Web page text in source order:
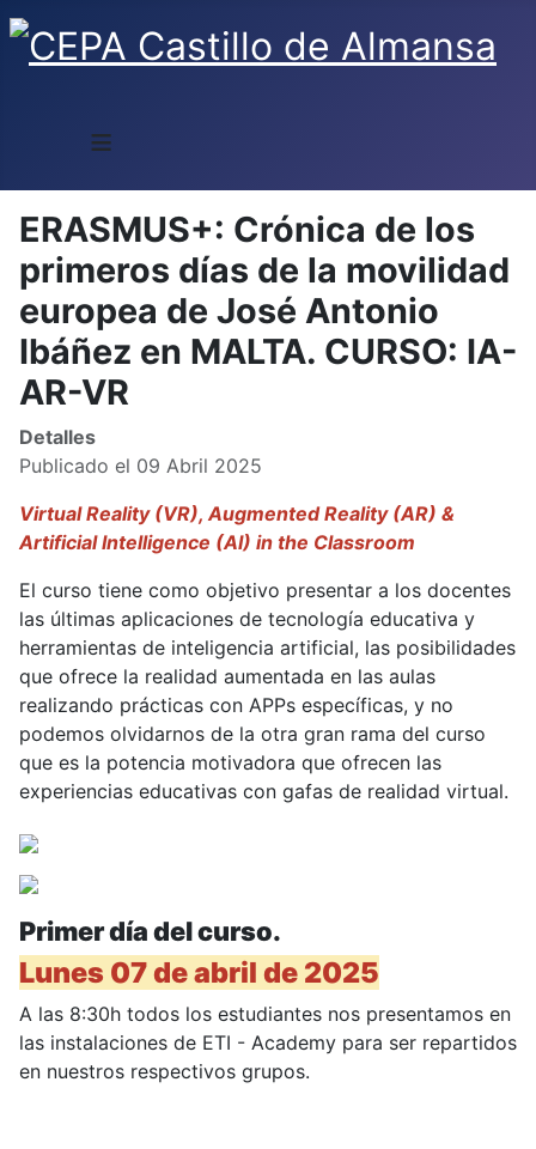
≡
ERASMUS+: Crónica de los
primeros días de la movilidad
europea de José Antonio
Ibáñez en MALTA. CURSO: IA-
AR-VR
Detalles
Publicado el 09 Abril 2025
Virtual Reality (VR), Augmented Reality (AR) &
Artificial Intelligence (AI) in the Classroom
El curso tiene como objetivo presentar a los docentes
las últimas aplicaciones de tecnología educativa y
herramientas de inteligencia artificial, las posibilidades
que ofrece la realidad aumentada en las aulas
realizando prácticas con APPs específicas, y no
podemos olvidarnos de la otra gran rama del curso
que es la potencia motivadora que ofrecen las
experiencias educativas con gafas de realidad virtual.
Primer día del curso.
Lunes 07 de abril de 2025
A las 8:30h todos los estudiantes nos presentamos en
las instalaciones de ETI - Academy para ser repartidos
en nuestros respectivos grupos.